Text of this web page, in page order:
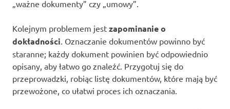
„ważne dokumenty” czy „umowy”.
Kolejnym problemem jest zapominanie o
dokładności . Oznaczanie dokumentów powinno być
staranne; każdy dokument powinien być odpowiednio
opisany, aby łatwo go znaleźć. Przygotuj się do
przeprowadzki, robiąc listę dokumentów, które mają być
przewożone, co ułatwi proces ich oznaczania.